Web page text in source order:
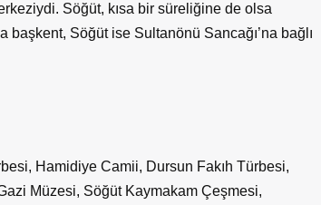
Söğüt, kısa bir süreliğine de olsa
başkent, Söğüt ise Sultanönü Sancağı’na bağlı
Hamidiye Camii, Dursun Fakıh Türbesi,
Müzesi, Söğüt Kaymakam Çeşmesi,